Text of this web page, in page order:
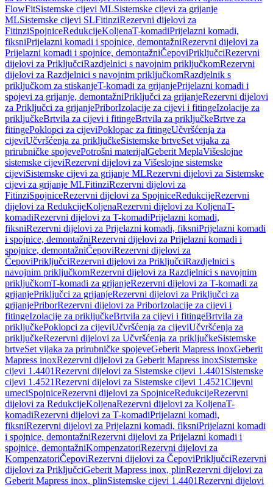
FlowFitSistemske cijevi MLSistemske cijevi za grijanje
MLSistemske cijevi SLFitinziRezervni dijelovi za
FitinziSpojniceRedukcijeKoljenaT-komadiPrijelazni komadi,
fiksniPrijelazni komadi i spojnice, demontažniRezervni dijelovi za
Prijelazni komadi i spojnice, demontažniČepoviPriključciRezervni
dijelovi za PriključciRazdjelnici s navojnim priključkomRezervni
dijelovi za Razdjelnici s navojnim priključkomRazdjelnik s
priključkom za stiskanjeT-komadi za grijanjePrijelazni komadi i
spojevi za grijanje, demontažniPriključci za grijanjeRezervni dijelovi
za Priključci za grijanjePriborIzolacije za cijevi i fitingeIzolacije za
priključkeBrtvila za cijevi i fitingeBrtvila za priključkeBrtve za
fitingePoklopci za cijeviPoklopac za fitingeUčvršćenja za
cijeviUčvršćenja za priključkeSistemske brtveSet vijaka za
prirubničke spojevePotrošni materijalGeberit MeplaVišeslojne
sistemske cijeviRezervni dijelovi za Višeslojne sistemske
cijeviSistemske cijevi za grijanje MLRezervni dijelovi za Sistemske
cijevi za grijanje MLFitinziRezervni dijelovi za
FitinziSpojniceRezervni dijelovi za SpojniceRedukcijeRezervni
dijelovi za RedukcijeKoljenaRezervni dijelovi za KoljenaT-
komadiRezervni dijelovi za T-komadiPrijelazni komadi,
fiksniRezervni dijelovi za Prijelazni komadi, fiksniPrijelazni komadi
i spojnice, demontažniRezervni dijelovi za Prijelazni komadi i
spojnice, demontažniČepoviRezervni dijelovi za
ČepoviPriključciRezervni dijelovi za PriključciRazdjelnici s
navojnim priključkomRezervni dijelovi za Razdjelnici s navojnim
priključkomT-komadi za grijanjeRezervni dijelovi za T-komadi za
grijanjePriključci za grijanjeRezervni dijelovi za Priključci za
grijanjePriborRezervni dijelovi za PriborIzolacije za cijevi i
fitingeIzolacije za priključkeBrtvila za cijevi i fitingeBrtvila za
priključkePoklopci za cijeviUčvršćenja za cijeviUčvršćenja za
priključkeRezervni dijelovi za Učvršćenja za priključkeSistemske
brtveSet vijaka za prirubničke spojeveGeberit Mapress inoxGeberit
Mapress inoxRezervni dijelovi za Geberit Mapress inoxSistemske
cijevi 1.4401Rezervni dijelovi za Sistemske cijevi 1.4401 Sistemske
cijevi 1.4521Rezervni dijelovi za Sistemske cijevi 1.4521Cijevni
umeciSpojniceRezervni dijelovi za SpojniceRedukcijeRezervni
dijelovi za RedukcijeKoljenaRezervni dijelovi za KoljenaT-
komadiRezervni dijelovi za T-komadiPrijelazni komadi,
fiksniRezervni dijelovi za Prijelazni komadi, fiksniPrijelazni komadi
i spojnice, demontažniRezervni dijelovi za Prijelazni komadi i
spojnice, demontažniKompenzatoriRezervni dijelovi za
KompenzatoriČepoviRezervni dijelovi za ČepoviPriključciRezervni
dijelovi za PriključciGeberit Mapress inox, plinRezervni dijelovi za
Geberit Mapress inox, plinSistemske cijevi 1.4401Rezervni dijelovi